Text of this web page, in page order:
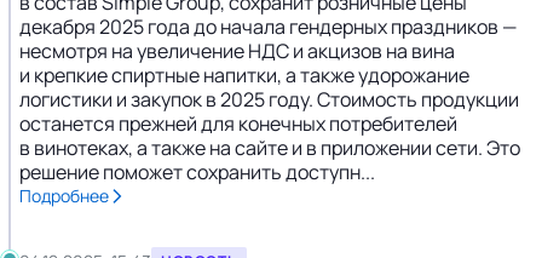
декабря 2025 года до начала гендерных праздников —
несмотря на увеличение НДС и акцизов на вина
и крепкие спиртные напитки, а также удорожание
логистики и закупок в 2025 году. Стоимость продукции
останется прежней для конечных потребителей
в винотеках, а также на сайте и в приложении сети. Это
решение поможет сохранить доступн...
Подробнее